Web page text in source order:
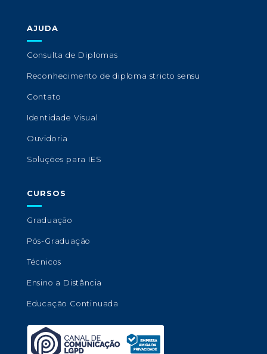
AJUDA
Consulta de Diplomas
Reconhecimento de diploma stricto sensu
Contato
Identidade Visual
Ouvidoria
Soluções para IES
CURSOS
Graduação
Pós-Graduação
Técnicos
Ensino a Distância
Educação Continuada